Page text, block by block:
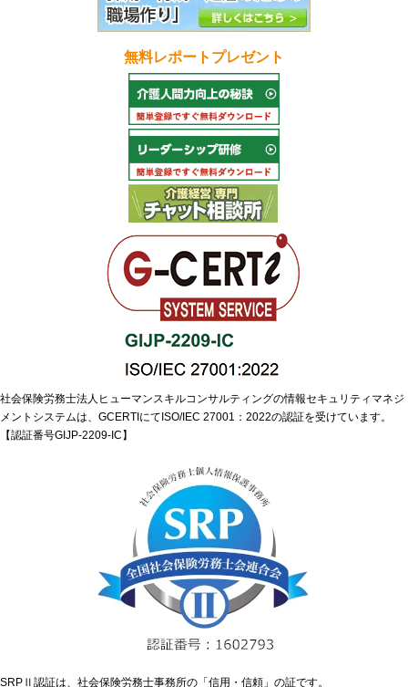
無料レポートプレゼント
社会保険労務士法人ヒューマンスキルコンサルティングの情報セキュリティマネジ
メントシステムは、GCERTIにてISO/IEC 27001：2022の認証を受けています。
【認証番号GIJP-2209-IC】
SRPⅡ認証は、社会保険労務士事務所の「信用・信頼」の証です。